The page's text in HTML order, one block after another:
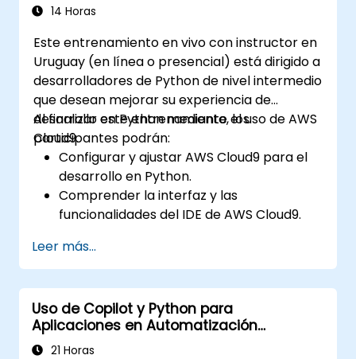
redes neuronales. Examina métodos
Apache Spark MLlib y cuadernos Jupyter en
el desarrollo práctico de IA. Ayuda a los
profesionales a implementar modelos de
aprendizaje automático funcionales, evaluar
las limitaciones de los algoritmos y completar
proyectos aplicados para resolver
problemas del mundo real.
14 Horas
Este entrenamiento en vivo con instructor en
Uruguay (en línea o presencial) está dirigido a
desarrolladores de Python de nivel intermedio
que desean mejorar su experiencia de
desarrollo en Python mediante el uso de AWS
Cloud9.
Al finalizar este entrenamiento, los
participantes podrán:
Configurar y ajustar AWS Cloud9 para el
desarrollo en Python.
Comprender la interfaz y las
funcionalidades del IDE de AWS Cloud9.
aplicaciones Python en AWS Cloud9.
Colaborar con otros desarrolladores
utilizando la plataforma AWS Cloud9.
Integrar AWS Cloud9 con otros servicios
de AWS para implementaciones
avanzadas.
Leer más...
Uso de Copilot y Python para
Aplicaciones en Automatización
Industrial
21 Horas